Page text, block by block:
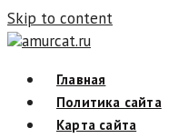
Skip to content
amurcat.ru
Главная
Политика сайта
Карта сайта